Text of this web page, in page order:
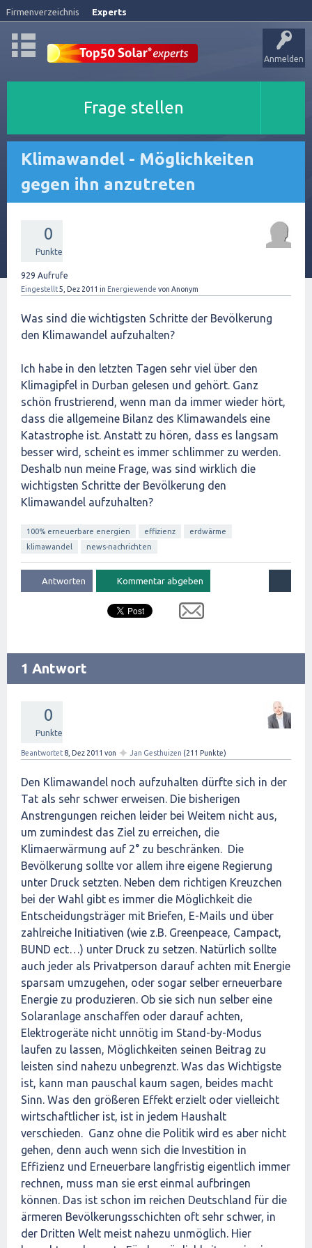
Firmenverzeichnis Experts
Anmelden
Frage stellen
Klimawandel - Möglichkeiten
gegen ihn anzutreten
0
Punkte
929 Aufrufe
Eingestellt5, Dez 2011 in Energiewende von Anonym
Was sind die wichtigsten Schritte der Bevölkerung
den Klimawandel aufzuhalten?
Ich habe in den letzten Tagen sehr viel über den
Klimagipfel in Durban gelesen und gehört. Ganz
schön frustrierend, wenn man da immer wieder hört,
dass die allgemeine Bilanz des Klimawandels eine
Katastrophe ist. Anstatt zu hören, dass es langsam
besser wird, scheint es immer schlimmer zu werden.
Deshalb nun meine Frage, was sind wirklich die
wichtigsten Schritte der Bevölkerung den
Klimawandel aufzuhalten?
100% erneuerbare energien effizienz
erdwärme
klimawandel
news-nachrichten
1 Antwort
0
Punkte
Beantwortet 8, Dez 2011 von ✦ Jan Gesthuizen (211 Punkte)
Den Klimawandel noch aufzuhalten dürfte sich in der
Tat als sehr schwer erweisen. Die bisherigen
Anstrengungen reichen leider bei Weitem nicht aus,
um zumindest das Ziel zu erreichen, die
Klimaerwärmung auf 2° zu beschränken. Die
Bevölkerung sollte vor allem ihre eigene Regierung
unter Druck setzten. Neben dem richtigen Kreuzchen
bei der Wahl gibt es immer die Möglichkeit die
Entscheidungsträger mit Briefen, E-Mails und über
zahlreiche Initiativen (wie z.B. Greenpeace, Campact,
BUND ect…) unter Druck zu setzen. Natürlich sollte
auch jeder als Privatperson darauf achten mit Energie
sparsam umzugehen, oder sogar selber erneuerbare
Energie zu produzieren. Ob sie sich nun selber eine
Solaranlage anschaffen oder darauf achten,
Elektrogeräte nicht unnötig im Stand-by-Modus
laufen zu lassen, Möglichkeiten seinen Beitrag zu
leisten sind nahezu unbegrenzt. Was das Wichtigste
ist, kann man pauschal kaum sagen, beides macht
Sinn. Was den größeren Effekt erzielt oder vielleicht
wirtschaftlicher ist, ist in jedem Haushalt
verschieden. Ganz ohne die Politik wird es aber nicht
gehen, denn auch wenn sich die Investition in
Effizienz und Erneuerbare langfristig eigentlich immer
rechnen, muss man sie erst einmal aufbringen
können. Das ist schon im reichen Deutschland für die
ärmeren Bevölkerungsschichten oft sehr schwer, in
der Dritten Welt meist nahezu unmöglich. Hier